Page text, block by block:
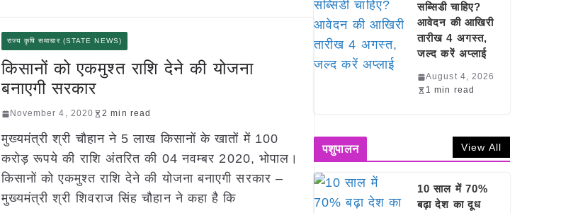
राज्य कृषि समाचार (STATE NEWS)
किसानों को एकमुश्त राशि देने की योजना
बनाएगी सरकार
November 4, 2020 2 min read
मुख्यमंत्री श्री चौहान ने 5 लाख किसानों के खातों में 100
करोड़ रूपये की राशि अंतरित की 04 नवम्बर 2020, भोपाल।
किसानों को एकमुश्त राशि देने की योजना बनाएगी सरकार –
मुख्यमंत्री श्री शिवराज सिंह चौहान ने कहा है कि
सब्सिडी चाहिए?
आवेदन की आखिरी
तारीख 4 अगस्त,
जल्द करें अप्लाई
August 4, 2026
1 min read
पशुपालन View All
10 साल में 70%
बढ़ा देश का दूध